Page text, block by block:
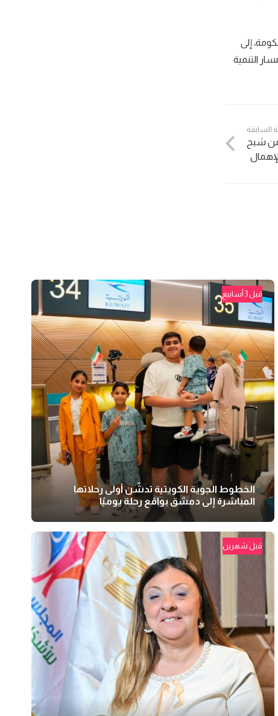
إلى
التنمية
السابقة
من شبح
قبل 3 أسابيع
الخطوط الجوية الكويتية تدشّن أولى رحلاتها
المباشرة إلى دمشق بواقع رحلة يوميًا
قبل شهرين